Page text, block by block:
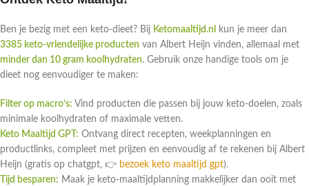
Ben je bezig met een keto-dieet? Bij Ketomaaltijd.nl
kun je meer dan
3385 keto-vriendelijke producten van Albert Heijn vinden, allemaal met
minder dan 10 gram koolhydraten. Gebruik onze handige tools om je
dieet nog eenvoudiger te maken:
Filter op macro’s: Vind producten die passen bij jouw keto-doelen, zoals
minimale koolhydraten of maximale vetten.
Keto Maaltijd GPT: Ontvang direct recepten, weekplanningen en
productlinks, compleet met prijzen en eenvoudig af te rekenen bij Albert
Heijn (gratis op chatgpt, 👉 bezoek keto maaltijd gpt).
Tijd besparen: Maak je keto-maaltijdplanning makkelijker dan ooit met